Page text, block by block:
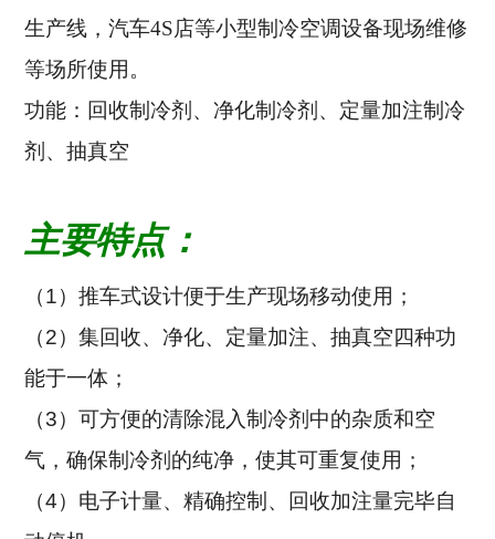
生产线，汽车4S店等小型制冷空调设备现场维修
等场所使用。
功能：回收制冷剂、 净化制冷剂、 定量加注制冷
剂、抽真空
主要特点：
（1）推车式设计便于生产现场移动使用；
（2）集回收、净化、定量加注、抽真空四种功
能于一体；
（3）可方便的清除混入制冷剂中的杂质和空
气 ，确保制冷剂的纯净，使其可重复使用 ；
（4）电子计量、精确控制、回收加注量完毕自